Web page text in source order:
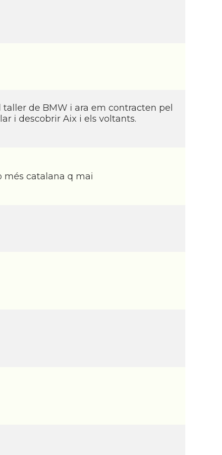
de BMW i ara em contracten pel
i descobrir Aix i els voltants.
més catalana q mai